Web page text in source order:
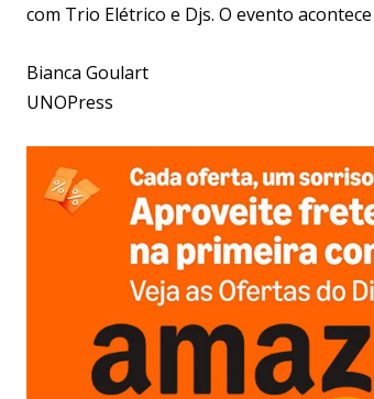
com Trio Elétrico e Djs. O evento
Bianca Goulart
UNOPress